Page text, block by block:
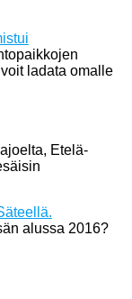
ladata omalle
Etelä-
alussa 2016?